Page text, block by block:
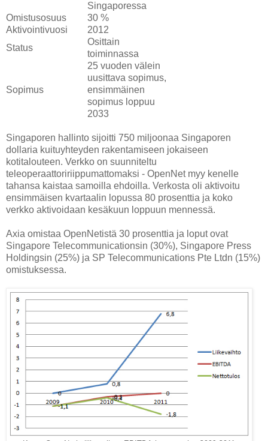
Singaporessa
Omistusosuus
30 %
Aktivointivuosi
2012
Status
Osittain
toiminnassa
Sopimus
25 vuoden välein
uusittava sopimus,
ensimmäinen
sopimus loppuu
2033
Singaporen hallinto sijoitti 750 miljoonaa Singaporen
dollaria kuituyhteyden rakentamiseen jokaiseen
kotitalouteen. Verkko on suunniteltu
teleoperaattoririippumattomaksi - OpenNet myy kenelle
tahansa kaistaa samoilla ehdoilla. Verkosta oli aktivoitu
ensimmäisen kvartaalin lopussa 80 prosenttia ja koko
verkko aktivoidaan kesäkuun loppuun mennessä.
Axia omistaa OpenNetistä 30 prosenttia ja loput ovat
Singapore Telecommunicationsin (30%), Singapore Press
Holdingsin (25%) ja SP Telecommunications Pte Ltdn (15%)
omistuksessa.